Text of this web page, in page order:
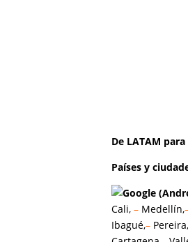
De LATAM
Países y
Cali, –Medellín,
Ibagué,–Pereira,